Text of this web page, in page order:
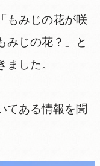
もみじの花が咲
みじの花？」と
した。
てある情報を聞